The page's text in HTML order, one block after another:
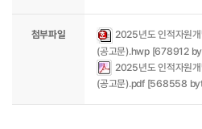
첨부파일
2025년도 인적자원개
(공고문).hwp [678912
2025년도 인적자원
(공고문).pdf [568558